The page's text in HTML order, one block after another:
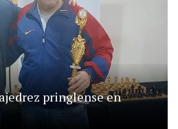
pringlense en